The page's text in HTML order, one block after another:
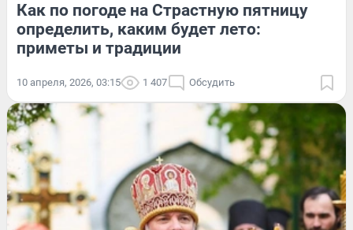
Как по погоде на Страстную пятницу
определить, каким будет лето:
приметы и традиции
10 апреля, 2026, 03:15 1 407 Обсудить